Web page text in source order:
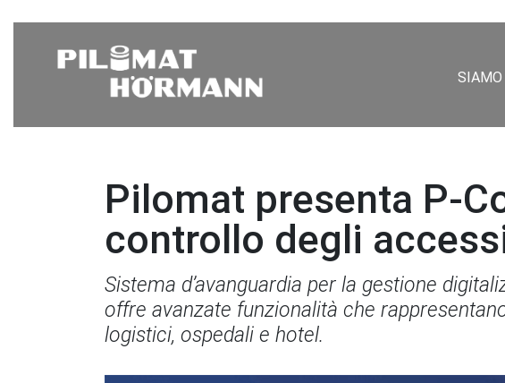
Pilomat presenta P-
controllo degli
Sistema d’avanguardia per la gestione
offre avanzate funzionalità che
logistici, ospedali e hotel.